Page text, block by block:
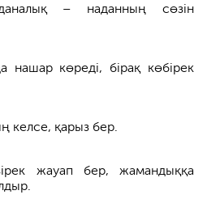
– наданның сөзін
нашар көреді, бірақ көбірек
келсе, қарыз бер.
жауап бер, жамандыққа